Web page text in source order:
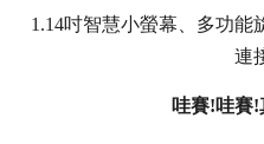
1.14吋智慧小螢幕、多功能
連
哇賽!哇賽